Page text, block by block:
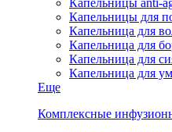
Капельницы для
Капельница для
Капельница для
Капельница для
Капельница для
Еще
Комплексные